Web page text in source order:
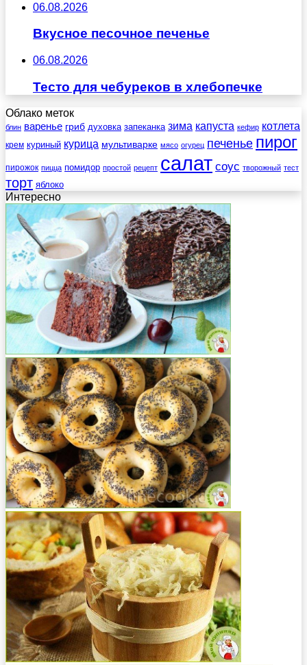
06.08.2026
Вкусное песочное печенье
06.08.2026
Тесто для чебуреков в хлебопечке
Облако меток
блин варенье гриб духовка запеканка зима капуста кефир котлета
крем куриный курица мультиварке мясо огурец печенье пирог
пирожок пицца помидор простой рецепт салат соус творожный тест
торт яблоко
Интересно